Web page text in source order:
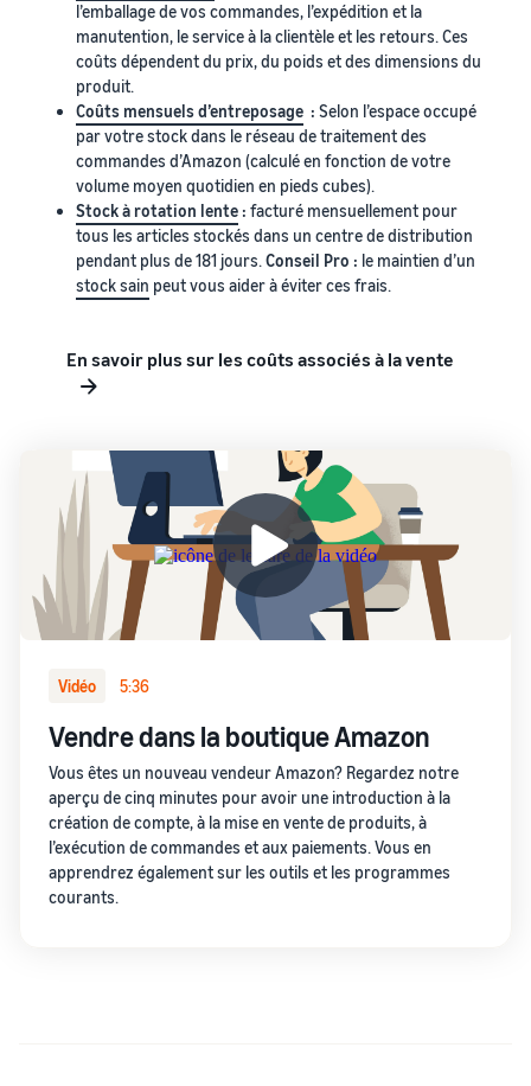
l’emballage de vos commandes, l’expédition et la
manutention, le service à la clientèle et les retours. Ces
coûts dépendent du prix, du poids et des dimensions du
produit.
Coûts mensuels d’entreposage : Selon l’espace occupé
par votre stock dans le réseau de traitement des
commandes d’Amazon (calculé en fonction de votre
volume moyen quotidien en pieds cubes).
Stock à rotation lente : facturé mensuellement pour
tous les articles stockés dans un centre de distribution
pendant plus de 181 jours. Conseil Pro : le maintien d’un
stock sain peut vous aider à éviter ces frais.
En savoir plus sur les coûts associés à la vente
Vidéo 5:36
Vendre dans la boutique Amazon
Vous êtes un nouveau vendeur Amazon? Regardez notre
aperçu de cinq minutes pour avoir une introduction à la
création de compte, à la mise en vente de produits, à
l’exécution de commandes et aux paiements. Vous en
apprendrez également sur les outils et les programmes
courants.